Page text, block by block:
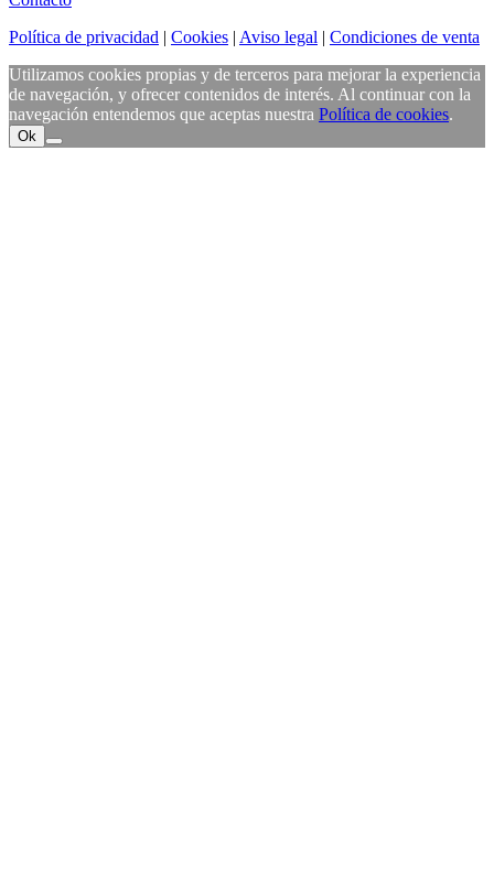
Política de privacidad | Cookies | Aviso legal | Condiciones de venta
Utilizamos cookies propias y de terceros para mejorar la experiencia
de navegación, y ofrecer contenidos de interés. Al continuar con la
navegación entendemos que aceptas nuestra Política de cookies.
Ok